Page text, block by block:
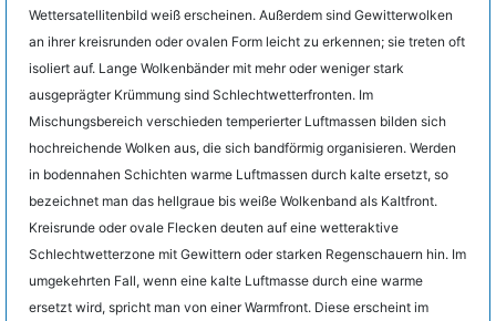
Wettersatellitenbild weiß erscheinen. Außerdem sind Gewitterwolken
an ihrer kreisrunden oder ovalen Form leicht zu erkennen; sie treten oft
isoliert auf. Lange Wolkenbänder mit mehr oder weniger stark
ausgeprägter Krümmung sind Schlechtwetterfronten. Im
Mischungsbereich verschieden temperierter Luftmassen bilden sich
hochreichende Wolken aus, die sich bandförmig organisieren. Werden
in bodennahen Schichten warme Luftmassen durch kalte ersetzt, so
bezeichnet man das hellgraue bis weiße Wolkenband als Kaltfront.
Kreisrunde oder ovale Flecken deuten auf eine wetteraktive
Schlechtwetterzone mit Gewittern oder starken Regenschauern hin. Im
umgekehrten Fall, wenn eine kalte Luftmasse durch eine warme
ersetzt wird, spricht man von einer Warmfront. Diese erscheint im